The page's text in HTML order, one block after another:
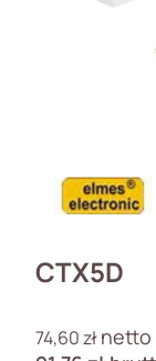
CTX5D
74,60złnetto